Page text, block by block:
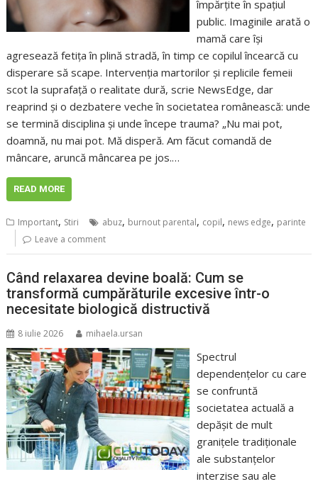
împărțite în spațiul
public. Imaginile arată o
mamă care își
agresează fetița în plină stradă, în timp ce copilul încearcă cu
disperare să scape. Intervenția martorilor și replicile femeii
scot la suprafață o realitate dură, scrie NewsEdge, dar
reaprind și o dezbatere veche în societatea românească: unde
se termină disciplina și unde începe trauma? „Nu mai pot,
doamnă, nu mai pot. Mă disperă. Am făcut comandă de
mâncare, aruncă mâncarea pe jos.…
READ MORE
Important, Stiri abuz, burnout parental, copil, news edge, parinte
Leave a comment
Când relaxarea devine boală: Cum se
transformă cumpărăturile excesive într-o
necesitate biologică distructivă
8 iulie 2026 mihaela.ursan
Spectrul
dependențelor cu care
se confruntă
societatea actuală a
depășit de mult
granițele tradiționale
ale substanțelor
interzise sau ale